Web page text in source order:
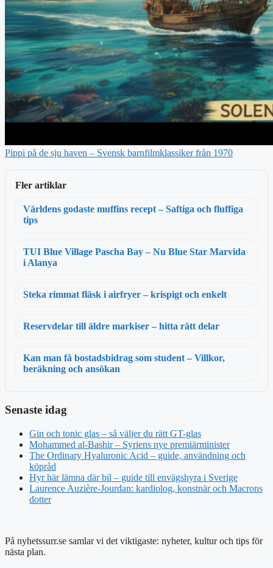
Pippi på de sju haven – Svensk barnfilmklassiker från 1970
Fler artiklar
Världens godaste muffins recept – Saftiga och fluffiga
tips
TUI Blue Village Pascha Bay – Nu Blue Star Marvida
i Alanya
Steka rimmat fläsk i airfryer – krispigt och enkelt
Reservdelar till äldre markiser – hitta rätt delar
Kan man få bostadsbidrag som student – Villkor,
beräkning och ansökan
Senaste idag
Gin och tonic glas – så väljer du rätt GT-glas
Mohammed al-Bashir – Syriens nye premiärminister
The Ordinary Hyaluronic Acid – guide, användning och
köpråd
Hyr här lämna där bil – guide till envägshyra i Sverige
Laurence Auzière-Jourdan: kardiolog, konstnär och Macrons
dotter
På nyhetssurr.se samlar vi det viktigaste: nyheter, kultur och tips för
nästa plan.